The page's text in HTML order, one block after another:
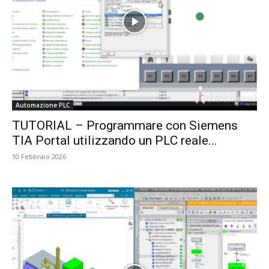
Automazione PLC
TUTORIAL – Programmare con Siemens
TIA Portal utilizzando un PLC reale...
10 Febbraio 2026